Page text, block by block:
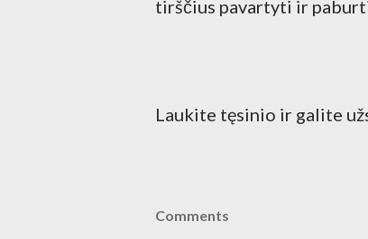
tirščius pavartyti ir
Laukite tęsinio ir galite
Comments